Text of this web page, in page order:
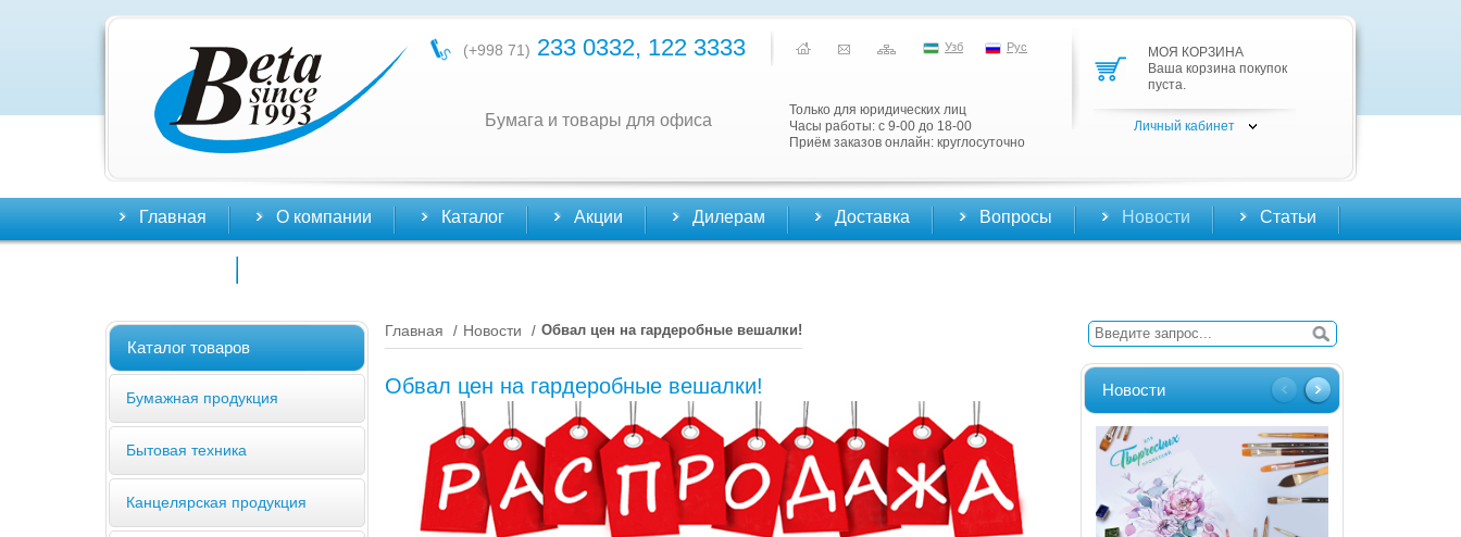
(+998 71) 233 0332, 122 3333 Узб Рус
Бумага и товары для офиса
Только для юридических лиц
Часы работы: с 9-00 до 18-00
Приём заказов онлайн: круглосуточно
МОЯ КОРЗИНА
Ваша корзина покупок
пуста.
Личный кабинет
Главная О компании Каталог Акции Дилерам Доставка Вопросы Новости Статьи
Каталог товаров
Бумажная продукция
Бытовая техника
Канцелярская продукция
Главная / Новости / Обвал цен на гардеробные вешалки!
Обвал цен на гардеробные вешалки! Новости